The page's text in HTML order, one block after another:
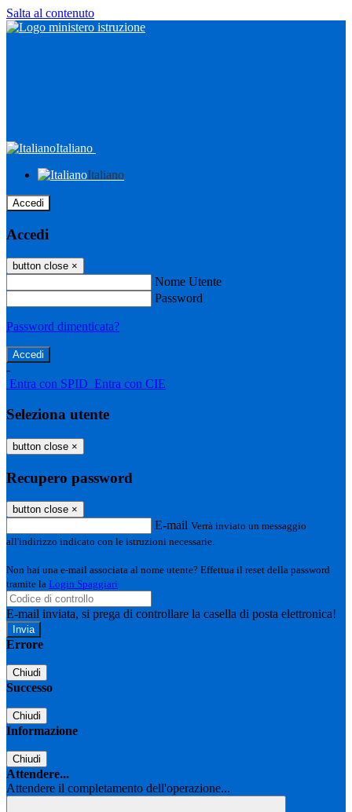
Salta al contenuto
Italiano
Italiano
Accedi
Accedi
button close ×
Nome Utente
Password
Password dimenticata?
-
Entra con SPID Entra con CIE
Seleziona utente
button close ×
Recupero password
button close ×
E-mail Verrà inviato un messaggio
all'indirizzo indicato con le istruzioni necessarie.
Non hai una e-mail associata al nome utente? Effettua il reset della password
tramite la Login Spaggiari
E-mail inviata, si prega di controllare la casella di posta elettronica!
Errore
Chiudi
Successo
Chiudi
Informazione
Chiudi
Attendere...
Attendere il completamento dell'operazione...